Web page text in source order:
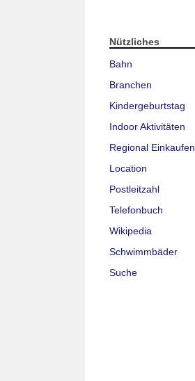
Nützliches
Bahn
Branchen
Kindergeburtstag
Indoor Aktivitäten
Regional Einkaufen
Location
Postleitzahl
Telefonbuch
Wikipedia
Schwimmbäder
Suche